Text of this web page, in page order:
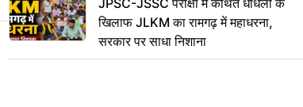
खिलाफ JLKM का रामगढ़ में महाधरना,
सरकार पर साधा निशाना